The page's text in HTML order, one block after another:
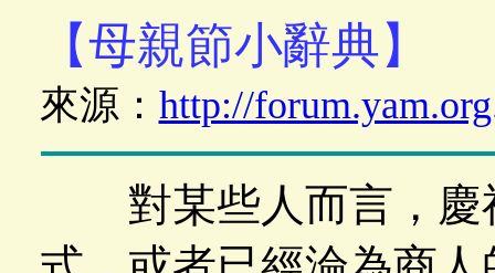
【母親節小辭典】
來源： http://
對某些人而言，慶